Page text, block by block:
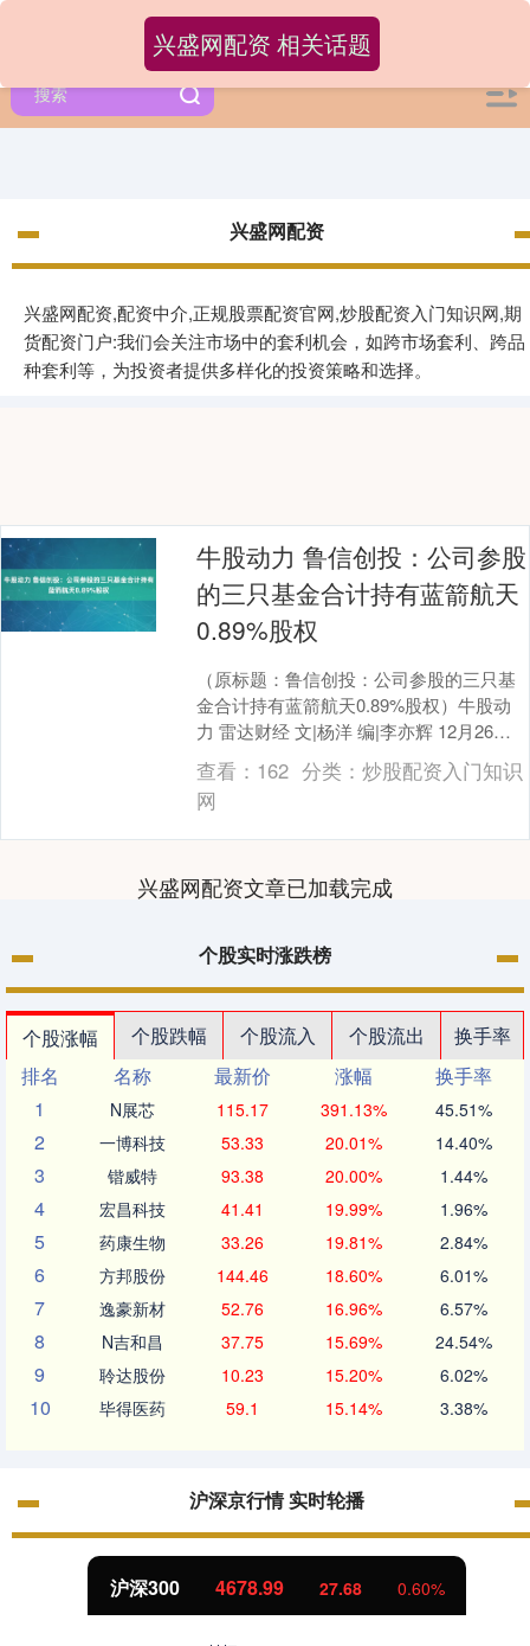
兴盛网配资
兴盛网配资,配资中介,正规股票配资官网,炒股配资入门知识网,期
货配资门户:我们会关注市场中的套利机会，如跨市场套利、跨品
种套利等，为投资者提供多样化的投资策略和选择。
兴盛网配资 相关话题
牛股动力 鲁信创投：公司参股
的三只基金合计持有蓝箭航天
0.89%股权
（原标题：鲁信创投：公司参股的三只基
金合计持有蓝箭航天0.89%股权）牛股动
力 雷达财经 文|杨洋 编|李亦辉 12月26日
牛股动力，鲁信创投（股票代码：600....
查看： 162 分类： 炒股配资入门知识
网
兴盛网配资文章已加载完成
个股实时涨跌榜
个股涨幅 个股跌幅 个股流入 个股流出
换手率
排名
名称 最新价 涨幅
换手率
1
N展芯 115.17 391.13% 45.51%
2 一博科技 53.33 20.01% 14.40%
3 锴威特 93.38 20.00% 1.44%
4 宏昌科技 41.41 19.99% 1.96%
5 药康生物 33.26 19.81% 2.84%
6 方邦股份 144.46 18.60% 6.01%
7 逸豪新材 52.76 16.96% 6.57%
8 N吉和昌 37.75 15.69% 24.54%
9 聆达股份 10.23 15.20% 6.02%
10 毕得医药 59.1 15.14% 3.38%
沪深京行情 实时轮播
沪深300 4678.99 27.68 0.60%